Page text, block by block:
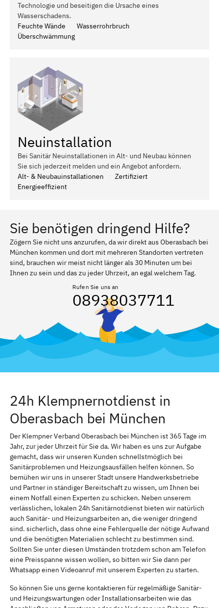
Technologie und beseitigen die Ursache eines
Wasserschadens.
Feuchte Wände
Wasserrohrbruch
Überschwämmung
Neuinstallation
Bei Sanitär Neuinstallationen in Alt- und Neubau können
Sie sich jederzeit melden und ein Angebot anfordern.
Alt- & Neubauinstallationen
Zertifiziert
Energieeffizient
Sie benötigen dringend Hilfe?
Zögern Sie nicht uns anzurufen, da wir direkt aus Oberasbach bei
München kommen und dort mit mehreren Standorten vertreten
sind, brauchen wir meist nicht länger als 30 Minuten um bei
Ihnen zu sein und das zu jeder Uhrzeit, an egal welchem Tag.
Rufen Sie uns an
08938037711
24h Klempnernotdienst in
Oberasbach bei München
Der Klempner Verband Oberasbach bei München ist 365 Tage im
Jahr, zur jeder Uhrzeit für Sie da. Wir haben es uns zur Aufgabe
gemacht, dass wir unseren Kunden schnellstmöglich bei
Sanitärproblemen und Heizungsausfällen helfen können. So
bemühen wir uns in unserer Stadt unsere Handwerksbetriebe
und Partner in ständiger Bereitschaft zu wissen, um Ihnen bei
einem Notfall einen Experten zu schicken. Neben unserem
verlässlichen, lokalen 24h Sanitärnotdienst bieten wir natürlich
auch Sanitär- und Heizungsarbeiten an, die weniger dringend
sind. sicherlich, dass ohne eine Fehlerquelle der nötige Aufwand
und die benötigten Materialien schlecht zu bestimmen sind.
Sollten Sie unter diesen Umständen trotzdem schon am Telefon
eine Preisspanne wissen wollen, so bitten wir Sie dann per
Whatsapp einen Videoanruf mit unserem Experten zu starten.
So können Sie uns gerne kontaktieren für regelmäßige Sanitär-
und Heizungswartungen oder Installationsarbeiten wie das